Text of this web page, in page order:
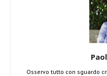
Osservo tutto con sguardo